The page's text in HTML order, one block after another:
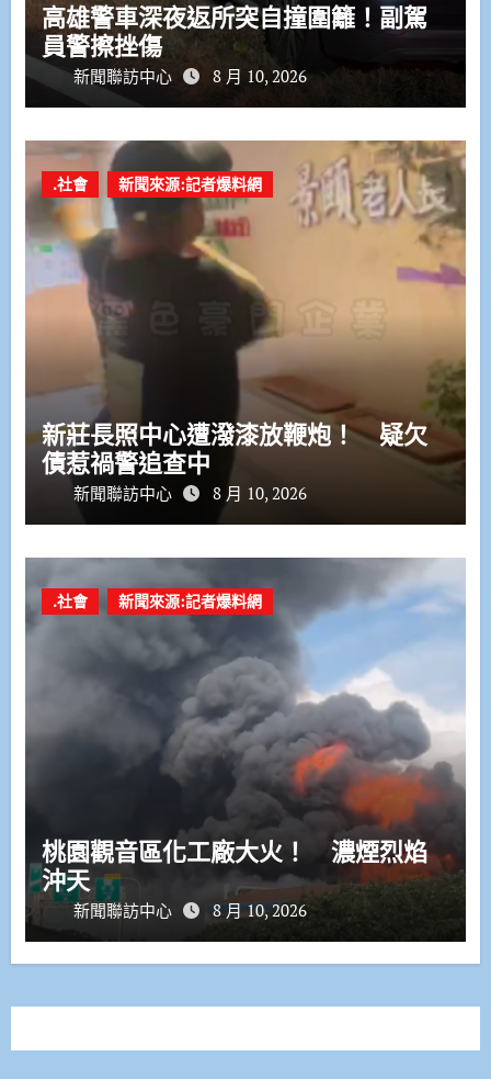
高雄警車深夜返所突自撞圍籬！副駕
員警擦挫傷
新聞聯訪中心 8 月 10, 2026
.社會 新聞來源:記者爆料網
新莊長照中心遭潑漆放鞭炮！ 疑欠
債惹禍警追查中
新聞聯訪中心 8 月 10, 2026
.社會 新聞來源:記者爆料網
桃園觀音區化工廠大火！ 濃煙烈焰
沖天
新聞聯訪中心 8 月 10, 2026